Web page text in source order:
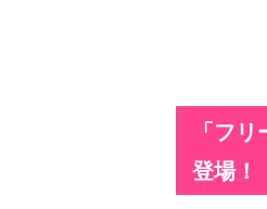
「フ
登場！